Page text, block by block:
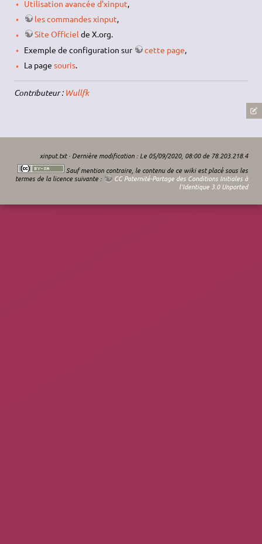
Utilisation avancée d'xinput
les commandes xinput,
Site Officiel de X.org.
Exemple de configuration sur
cette page,
La page souris.
Contributeur : Wullfk
xinput.txt· Dernière modification : Le 05/09/2020, 08:00 de 78.203.218.4
Sauf mention contraire, le contenu de ce wiki est placé sous les
termes de la licence suivante :
CC Paternité-Partage des Conditions Initiales à
l'Identique 3.0 Unported